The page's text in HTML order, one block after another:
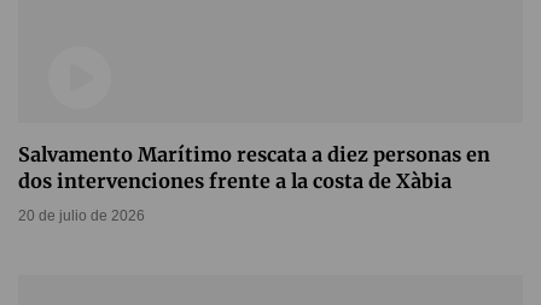
Salvamento Marítimo rescata a diez personas en
dos intervenciones frente a la costa de Xàbia
20 de julio de 2026